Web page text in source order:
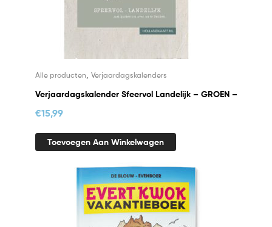
Alle producten Verjaardagskalenders
Verjaardagskalender Sfeervol Landelijk – GROEN –
€15,99
Toevoegen Aan Winkelwagen